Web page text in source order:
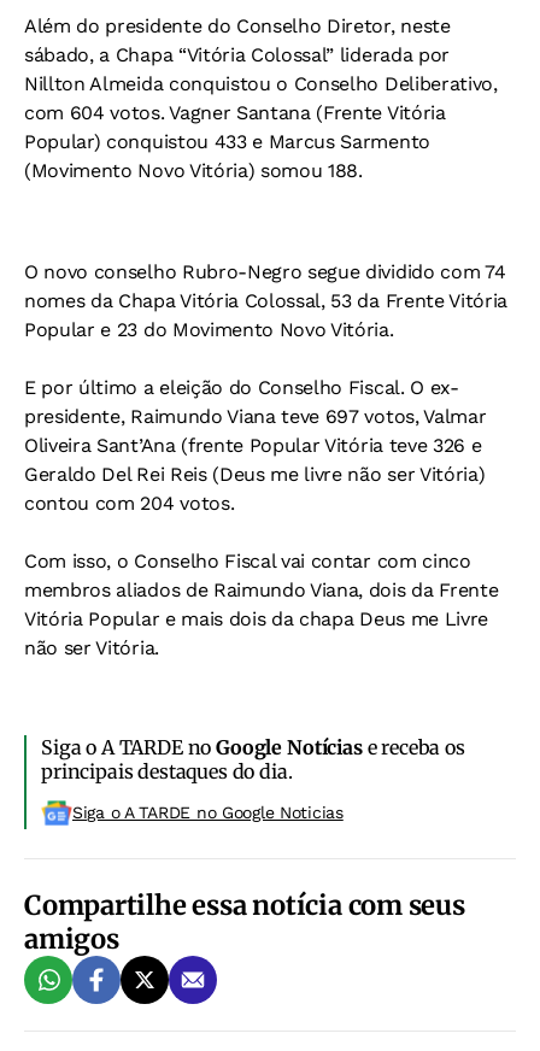
Além do presidente do Conselho Diretor, neste
sábado, a Chapa “Vitória Colossal” liderada por
Nillton Almeida conquistou o Conselho Deliberativo,
com 604 votos. Vagner Santana (Frente Vitória
Popular) conquistou 433 e Marcus Sarmento
(Movimento Novo Vitória) somou 188.
O novo conselho Rubro-Negro segue dividido com 74
nomes da Chapa Vitória Colossal, 53 da Frente Vitória
Popular e 23 do Movimento Novo Vitória.
E por último a eleição do Conselho Fiscal. O ex-
presidente, Raimundo Viana teve 697 votos, Valmar
Oliveira Sant’Ana (frente Popular Vitória teve 326 e
Geraldo Del Rei Reis (Deus me livre não ser Vitória)
contou com 204 votos.
Com isso, o Conselho Fiscal vai contar com cinco
membros aliados de Raimundo Viana, dois da Frente
Vitória Popular e mais dois da chapa Deus me Livre
não ser Vitória.
Siga o A TARDE noGoogle Notíciase receba os
principais destaques do dia.
Siga o A TARDE no Google Noticias
Compartilhe essa notícia com seus
amigos